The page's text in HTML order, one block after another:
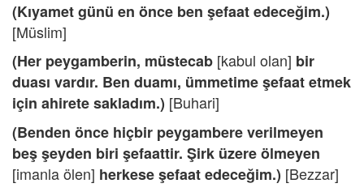
(Kıyamet günü en önce ben şefaat edeceğim.)
[Müslim]
(Her peygamberin, müstecab [kabul olan] bir
duası vardır. Ben duamı, ümmetime şefaat etmek
için ahirete sakladım.) [Buhari]
(Benden önce hiçbir peygambere verilmeyen
beş şeyden biri şefaattir. Şirk üzere ölmeyen
[imanla ölen] herkese şefaat edeceğim.) [Bezzar]